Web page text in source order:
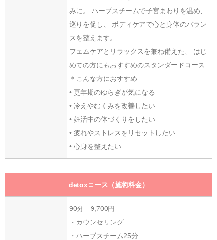
みに。 ハーブスチームで子宮まわりを温め、
巡りを促し、 ボディケアで心と身体のバラン
スを整えます。
フェムケアとリラックスを兼ね備えた、 はじ
めての方にもおすすめのスタンダードコース
＊こんな方におすすめ
• 更年期のゆらぎが気になる
• 冷えやむくみを改善したい
• 妊活中の体づくりをしたい
• 疲れやストレスをリセットしたい
• 心身を整えたい
detoxコース（施術料金）
90分 9,700円
・カウンセリング
・ハーブスチーム25分